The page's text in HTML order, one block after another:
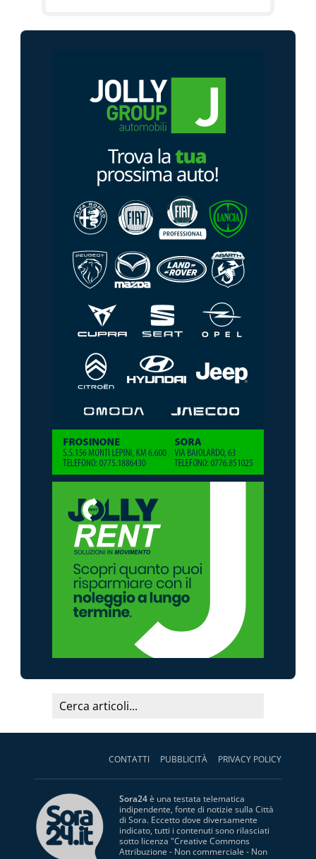
CONTATTI PUBBLICITÀ PRIVACY POLICY
Sora24è una testata telematica
indipendente, fonte di notizie sulla Città
di Sora. Eccetto dove diversamente
indicato, tutti i contenuti sono rilasciati
sotto licenza "Creative Commons
Attribuzione - Non commerciale - Non